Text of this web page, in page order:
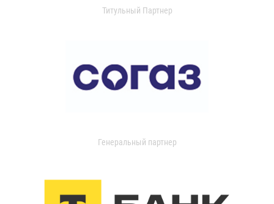
Титульный Партнер
Генеральный партнер